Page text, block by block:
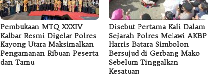
Pembukaan MTQ XXXIV
Kalbar Resmi Digelar Polres
Kayong Utara Maksimalkan
Pengamanan Ribuan Peserta
dan Tamu
Disebut Pertama Kali Dalam
Sejarah Polres Melawi AKBP
Harris Batara Simbolon
Bersujud di Gerbang Mako
Sebelum Tinggalkan
Kesatuan